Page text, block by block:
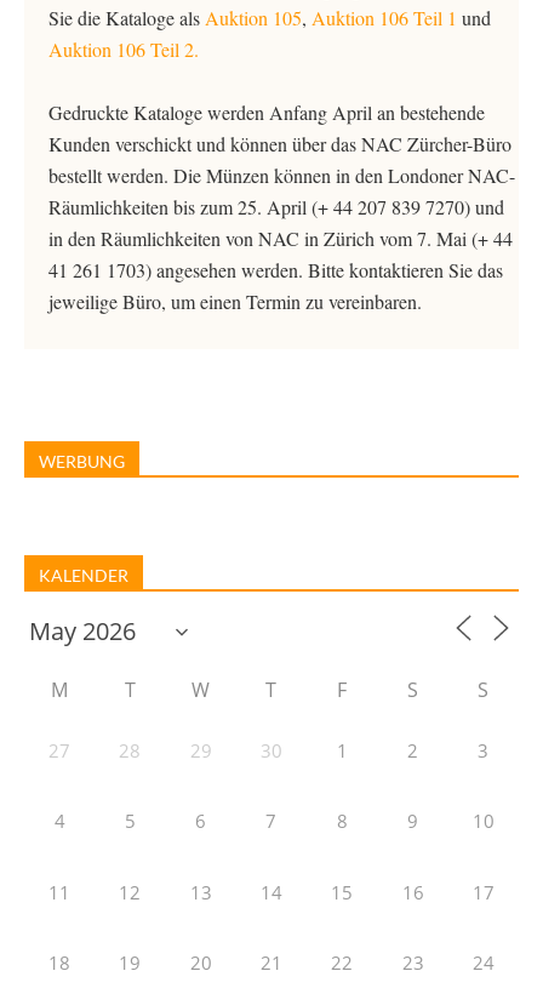
Sie die Kataloge als Auktion 105, Auktion 106 Teil 1 und
Auktion 106 Teil 2.
Gedruckte Kataloge werden Anfang April an bestehende
Kunden verschickt und können über das NAC Zürcher-Büro
bestellt werden. Die Münzen können in den Londoner NAC-
Räumlichkeiten bis zum 25. April (+ 44 207 839 7270) und
in den Räumlichkeiten von NAC in Zürich vom 7. Mai (+ 44
41 261 1703) angesehen werden. Bitte kontaktieren Sie das
jeweilige Büro, um einen Termin zu vereinbaren.
WERBUNG
KALENDER
M T W T F S S
27 28 29 30 1 2 3
4 5 6 7 8 9 10
11 12 13 14 15 16 17
18 19 20 21 22 23 24